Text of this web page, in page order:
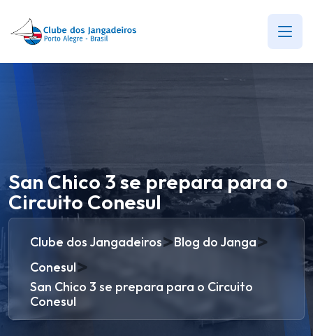
San Chico 3 se prepara para o
Circuito Conesul
Clube dos Jangadeiros>Blog do Janga>
Conesul>
San Chico 3 se prepara para o Circuito
Conesul